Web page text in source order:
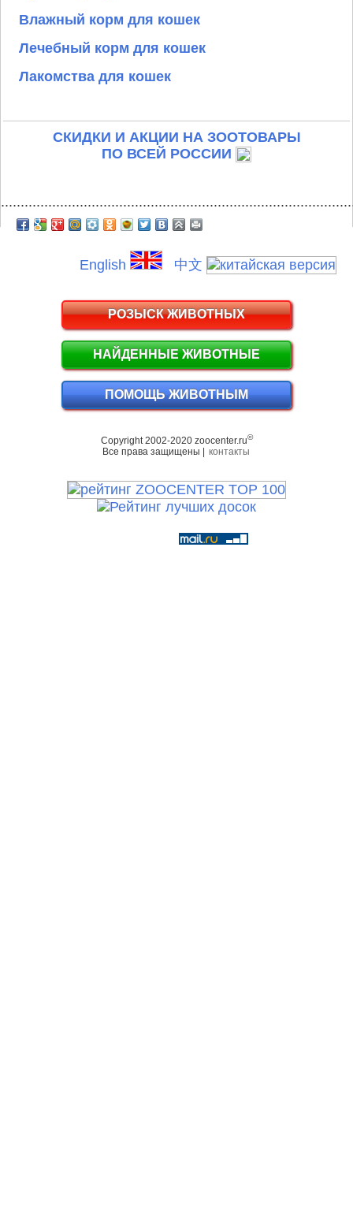
Влажный корм для кошек
Лечебный корм для кошек
Лакомства для кошек
СКИДКИ И АКЦИИ НА ЗООТОВАРЫ
ПО ВСЕЙ РОССИИ
English 中文
РОЗЫСК ЖИВОТНЫХ
НАЙДЕННЫЕ ЖИВОТНЫЕ
ПОМОЩЬ ЖИВОТНЫМ
Copyright 2002-2020 zoocenter.ru©
Все права защищены | контакты